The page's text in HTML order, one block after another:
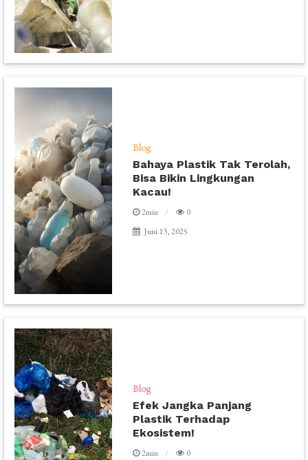
Blog
Bahaya Plastik Tak Terolah,
Bisa Bikin Lingkungan
Kacau!
2min
0
Juni 13, 2025
Blog
Efek Jangka Panjang
Plastik Terhadap
Ekosistem!
2min
0